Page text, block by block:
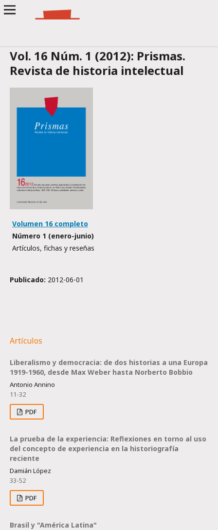
Vol. 16 Núm. 1 (2012): Prismas.
Revista de historia intelectual
Volumen 16 completo
Número 1 (enero-junio)
Artículos, fichas y reseñas
Publicado: 2012-06-01
Artículos
Liberalismo y democracia: de dos historias a una Europa
1919-1960, desde Max Weber hasta Norberto Bobbio
Antonio Annino
11-32
PDF
La prueba de la experiencia: Reflexiones en torno al uso
del concepto de experiencia en la historiografía
reciente
Damián López
33-52
PDF
Brasil y "América Latina"